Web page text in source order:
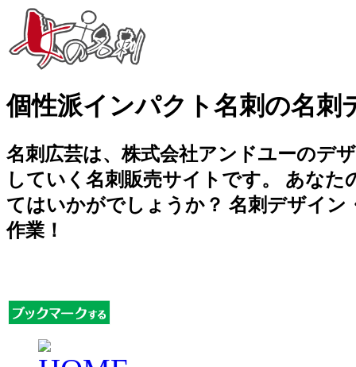
個性派インパクト名刺の名刺
名刺広芸は、株式会社アンドユーのデ
していく名刺販売サイトです。 あな
てはいかがでしょうか？ 名刺デザイン
作業！